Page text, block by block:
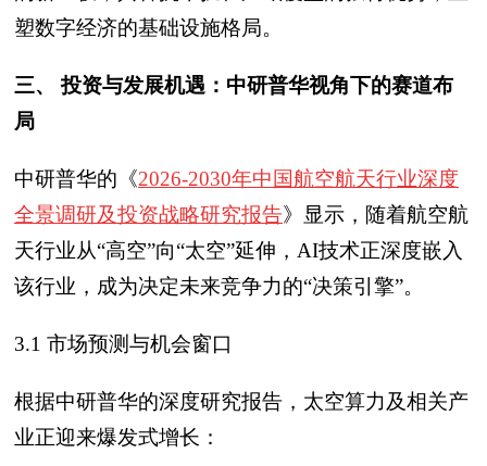
塑数字经济的基础设施格局。
三、 投资与发展机遇：中研普华视角下的赛道布
局
中研普华的《2026-2030年中国航空航天行业深度
全景调研及投资战略研究报告》显示，随着航空航
天行业从“高空”向“太空”延伸，AI技术正深度嵌入
该行业，成为决定未来竞争力的“决策引擎”。
3.1 市场预测与机会窗口
根据中研普华的深度研究报告，太空算力及相关产
业正迎来爆发式增长：